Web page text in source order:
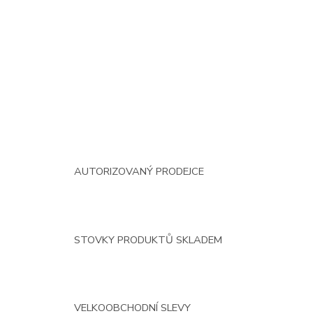
AUTORIZOVANÝ PRODEJCE
STOVKY PRODUKTŮ SKLADEM
VELKOOBCHODNÍ SLEVY